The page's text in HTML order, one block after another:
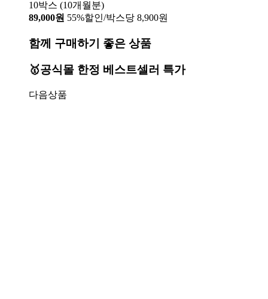
10박스 (10개월분)
89,000원 55%할인/박스당 8,900원
함께 구매하기 좋은 상품
🥇공식몰 한정 베스트셀러 특가
다음상품